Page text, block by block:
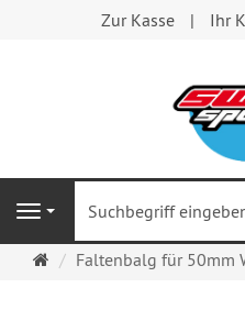
Zur Kasse Ihr
Navigation
Startseite
Faltenbalg für 50mm